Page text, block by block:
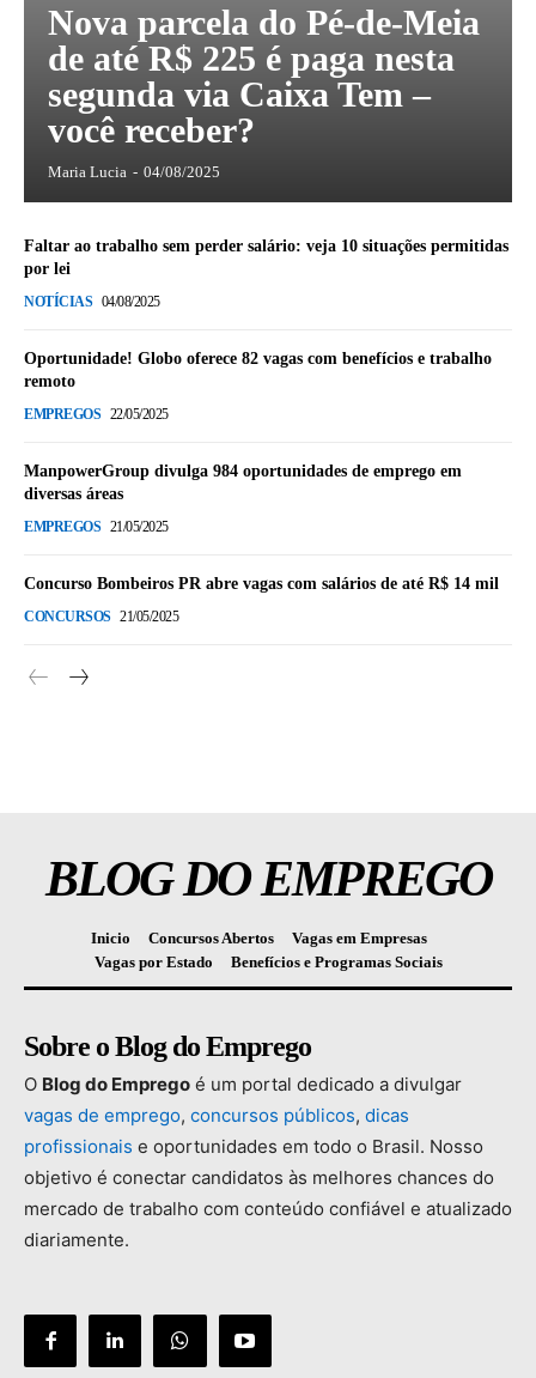
Nova parcela do Pé-de-Meia
de até R$ 225 é paga nesta
segunda via Caixa Tem –
você receber?
Maria Lucia - 04/08/2025
Faltar ao trabalho sem perder salário: veja 10 situações permitidas
por lei
NOTÍCIAS 04/08/2025
Oportunidade! Globo oferece 82 vagas com benefícios e trabalho
remoto
EMPREGOS 22/05/2025
ManpowerGroup divulga 984 oportunidades de emprego em
diversas áreas
EMPREGOS 21/05/2025
Concurso Bombeiros PR abre vagas com salários de até R$ 14 mil
CONCURSOS 21/05/2025
BLOG DO EMPREGO
Inicio Concursos Abertos
Vagas em Empresas
Vagas por Estado
Benefícios e Programas Sociais
Sobre o Blog do Emprego
O Blog do Emprego é um portal dedicado a divulgar
vagas de emprego, concursos públicos, dicas
profissionais e oportunidades em todo o Brasil. Nosso
objetivo é conectar candidatos às melhores chances do
mercado de trabalho com conteúdo confiável e atualizado
diariamente.